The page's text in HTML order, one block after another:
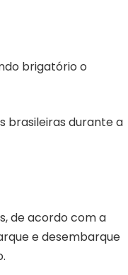
brigatório o
brasileiras durante a
de acordo com a
e desembarque